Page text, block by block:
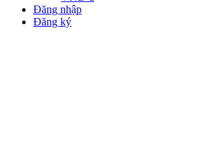
Đăng nhập
Đăng ký